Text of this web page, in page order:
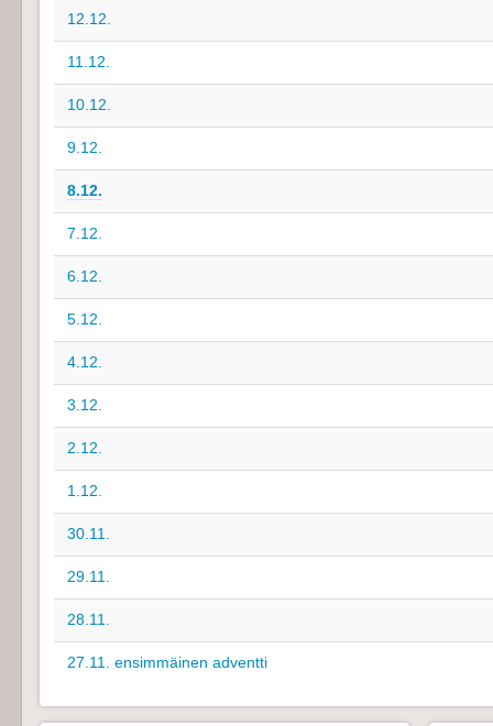
12.12.
11.12.
10.12.
9.12.
8.12.
7.12.
6.12.
5.12.
4.12.
3.12.
2.12.
1.12.
30.11.
29.11.
28.11.
27.11. ensimmäinen adventti